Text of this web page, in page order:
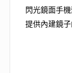
閃光鏡面手
提供內建鏡